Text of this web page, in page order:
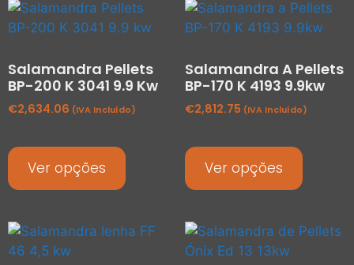
Salamandra Pellets
BP-200 K 3041 9.9 Kw
€2,634.06 (IVA Incluído)
Ver opções
Salamandra A Pellets
BP-170 K 4193 9.9kw
€2,812.75 (IVA Incluído)
Ver opções